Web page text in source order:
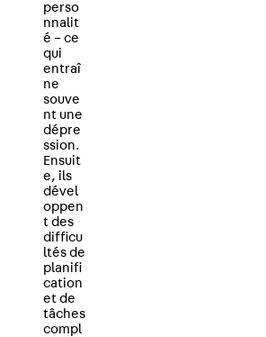
perso
nnalit
é – ce
qui
entraî
ne
souve
nt une
dépre
ssion.
Ensuit
e, ils
dével
oppen
t des
difficu
ltés de
planifi
cation
et de
tâches
compl